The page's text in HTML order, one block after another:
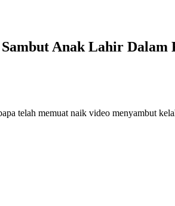
Anak Lahir Dalam
telah memuat naik video menyambut